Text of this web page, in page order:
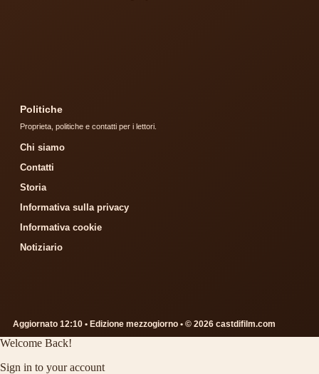
Politiche
Proprieta, politiche e contatti per i lettori.
Chi siamo
Contatti
Storia
Informativa sulla privacy
Informativa cookie
Notiziario
Aggiornato 12:10 • Edizione mezzogiorno • © 2026 castdifilm.com
Welcome Back!
Sign in to your account